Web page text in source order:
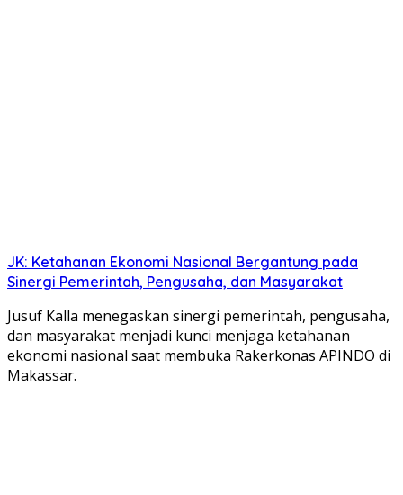
JK: Ketahanan Ekonomi Nasional Bergantung pada
Sinergi Pemerintah, Pengusaha, dan Masyarakat
Jusuf Kalla menegaskan sinergi pemerintah, pengusaha,
dan masyarakat menjadi kunci menjaga ketahanan
ekonomi nasional saat membuka Rakerkonas APINDO di
Makassar.